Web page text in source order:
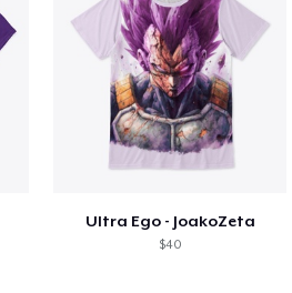
Ultra Ego - JoakoZeta
$40